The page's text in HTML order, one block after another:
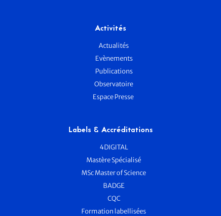
Activités
Actualités
Evènements
Publications
Observatoire
Espace Presse
Labels & Accréditations
4DIGITAL
Mastère Spécialisé
MSc Master of Science
BADGE
CQC
Formation labellisées